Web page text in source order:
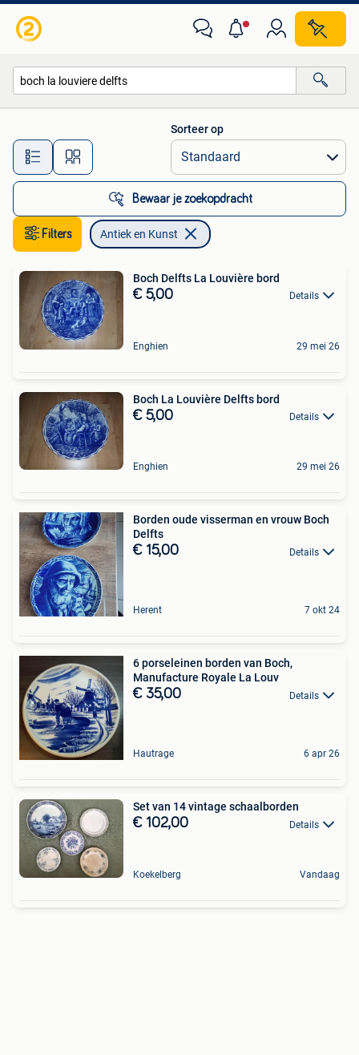
Alle afstanden…
Sorteer op
Bewaar je zoekopdracht
Filters Antiek en Kunst
Boch Delfts La Louvière bord
€ 5,00 Details
Enghien 29 mei 26
Boch La Louvière Delfts bord
€ 5,00 Details
Enghien 29 mei 26
Borden oude visserman en vrouw Boch
Delfts
€ 15,00 Details
Herent 7 okt 24
6 porseleinen borden van Boch,
Manufacture Royale La Louv
€ 35,00 Details
Hautrage 6 apr 26
Set van 14 vintage schaalborden
€ 102,00 Details
Koekelberg Vandaag